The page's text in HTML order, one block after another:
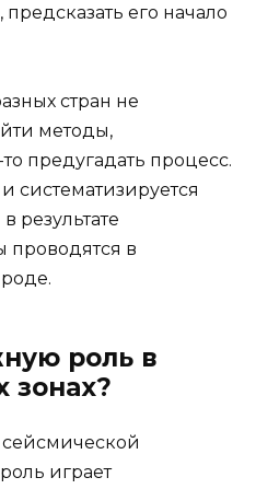
его начало
стран не
методы,
предугадать процесс.
систематизируется
результате
проводятся в
роль в
зонах?
играет